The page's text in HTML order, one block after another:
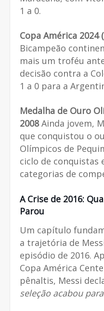
1 a 0.
Copa América 2024
Bicampeão
mais um troféu
decisão contra a
1 a 0 para a
Medalha de Ouro
2008Ainda jovem,
que conquistou o
Olímpicos de
ciclo de conquistas
categorias de
A Crise de 2016:
Parou
Um capítulo
a trajetória de
episódio de 2016.
Copa América
pênaltis, Messi
seleção acabou